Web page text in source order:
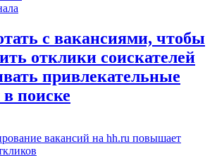
с вакансиями, чтобы
отклики соискателей
привлекательные
поиске